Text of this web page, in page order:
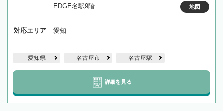
EDGE名駅9階 地図
対応エリア 愛知
愛知県 名古屋市 名古屋駅
詳細を見る